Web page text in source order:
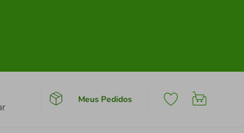
Meus Pedidos